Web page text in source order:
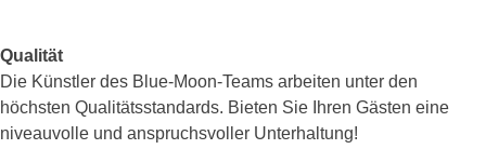
Qualität
Die Künstler des Blue-Moon-Teams arbeiten unter den
höchsten Qualitätsstandards. Bieten Sie Ihren Gästen eine
niveauvolle und anspruchsvoller Unterhaltung!